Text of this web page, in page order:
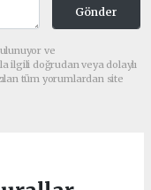
Gönder
ve
ilgili doğrudan veya dolaylı
tüm yorumlardan site